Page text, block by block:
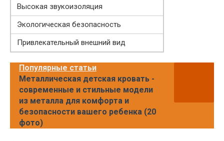
Высокая звукоизоляция
Экологическая безопасность
Привлекательный внешний вид
Популярные статьи
Металлическая детская кровать -
современные и стильные модели
из металла для комфорта и
безопасности вашего ребенка (20
фото)